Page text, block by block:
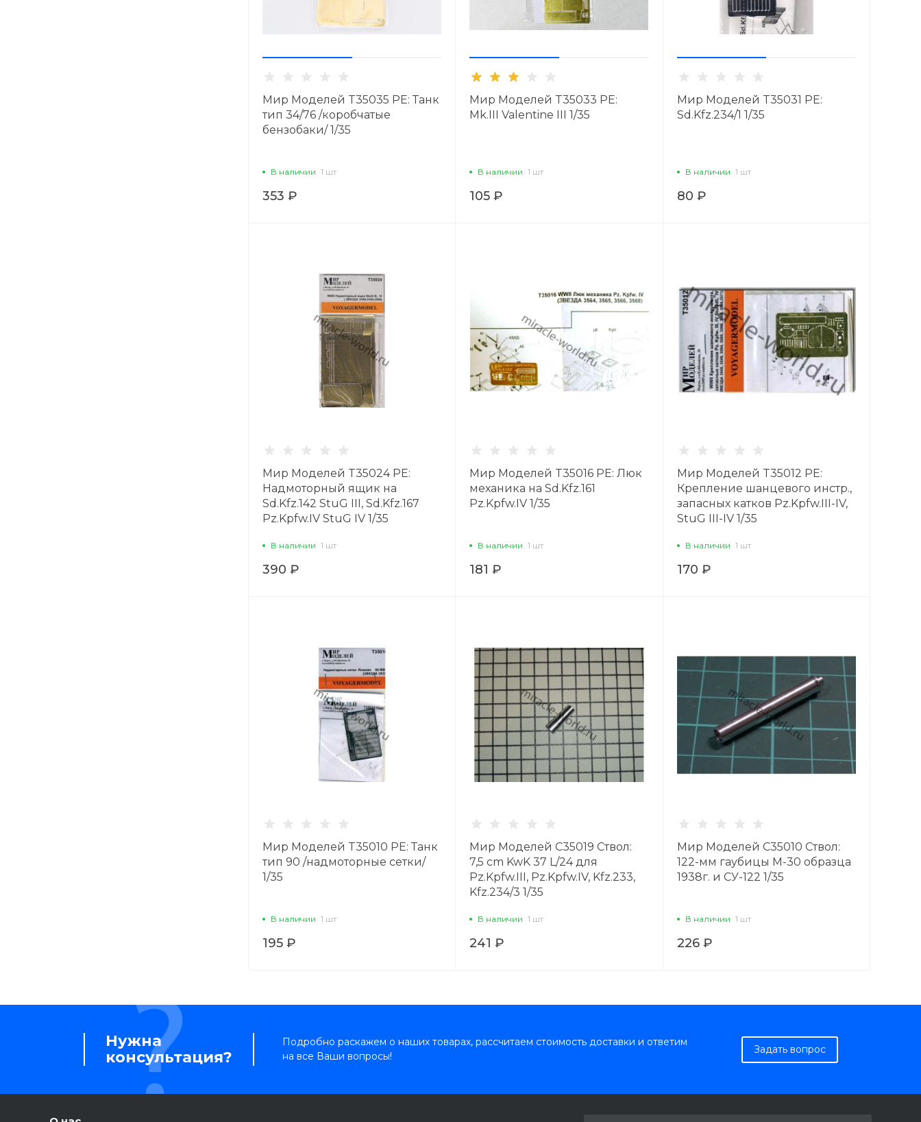
Мир Моделей T35035 PE: Танк
тип 34/76 /коробчатые
бензобаки/ 1/35
В наличии 1 шт
353 ₽
Мир Моделей T35033 PE:
Mk.III Valentine III 1/35
В наличии 1 шт
105 ₽
Мир Моделей T35031 PE:
Sd.Kfz.234/1 1/35
В наличии 1 шт
80 ₽
Мир Моделей T35024 PE:
Надмоторный ящик на
Sd.Kfz.142 StuG III, Sd.Kfz.167
Pz.Kpfw.IV StuG IV 1/35
В наличии 1 шт
390 ₽
Мир Моделей T35016 PE: Люк
механика на Sd.Kfz.161
Pz.Kpfw.IV 1/35
В наличии 1 шт
181 ₽
Мир Моделей T35012 PE:
Крепление шанцевого инстр.,
запасных катков Pz.Kpfw.III-IV,
StuG III-IV 1/35
В наличии 1 шт
170 ₽
Мир Моделей T35010 PE: Танк
тип 90 /надмоторные сетки/
1/35
В наличии 1 шт
195 ₽
Мир Моделей C35019 Ствол:
7,5 cm KwK 37 L/24 для
Pz.Kpfw.III, Pz.Kpfw.IV, Kfz.233,
Kfz.234/3 1/35
В наличии 1 шт
241 ₽
Мир Моделей C35010 Ствол:
122-мм гаубицы M-30 образца
1938г. и СУ-122 1/35
В наличии 1 шт
226 ₽
Нужна
консультация?
Подробно раскажем о наших товарах, рассчитаем стоимость доставки и ответим
на все Ваши вопросы!
Задать вопрос